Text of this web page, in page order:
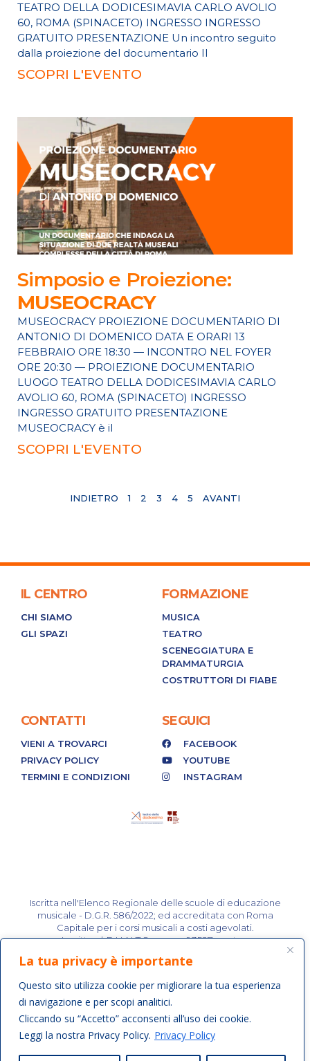
La tua privacy è importante
Questo sito utilizza cookie per migliorare la tua esperienza
di navigazione e per scopi analitici.
Cliccando su “Accetto” acconsenti all’uso dei cookie.
Leggi la nostra Privacy Policy. Privacy Policy
TEATRO DELLA DODICESIMAVIA CARLO AVOLIO
60, ROMA (SPINACETO) INGRESSO INGRESSO
GRATUITO PRESENTAZIONE Un incontro seguito
dalla proiezione del documentario Il
SCOPRI L'EVENTO
Simposio e Proiezione:
MUSEOCRACY
MUSEOCRACY PROIEZIONE DOCUMENTARIO DI
ANTONIO DI DOMENICO DATA E ORARI 13
FEBBRAIO ORE 18:30 — INCONTRO NEL FOYER
ORE 20:30 — PROIEZIONE DOCUMENTARIO
LUOGO TEATRO DELLA DODICESIMAVIA CARLO
AVOLIO 60, ROMA (SPINACETO) INGRESSO
INGRESSO GRATUITO PRESENTAZIONE
MUSEOCRACY è il
SCOPRI L'EVENTO
INDIETRO 1 2 3 4 5 AVANTI
IL CENTRO
CHI SIAMO
GLI SPAZI
FORMAZIONE
MUSICA
TEATRO
SCENEGGIATURA E
DRAMMATURGIA
COSTRUTTORI DI FIABE
CONTATTI
VIENI A TROVARCI
PRIVACY POLICY
TERMINI E CONDIZIONI
SEGUICI
FACEBOOK
YOUTUBE
INSTAGRAM
Iscritta nell'Elenco Regionale delle scuole di educazione
musicale - D.G.R. 586/2022; ed accreditata con Roma
Capitale per i corsi musicali a costi agevolati.
Iscritta al R.U.N.T.S. rep. n. 93527 prot. n.
Copyright 2018 © All rights Reserved. Design by Teatro
della XII